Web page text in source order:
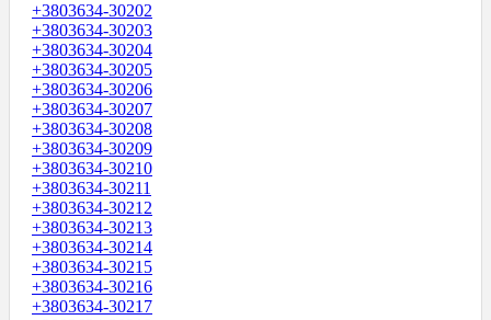
+3803634-30202
+3803634-30203
+3803634-30204
+3803634-30205
+3803634-30206
+3803634-30207
+3803634-30208
+3803634-30209
+3803634-30210
+3803634-30211
+3803634-30212
+3803634-30213
+3803634-30214
+3803634-30215
+3803634-30216
+3803634-30217